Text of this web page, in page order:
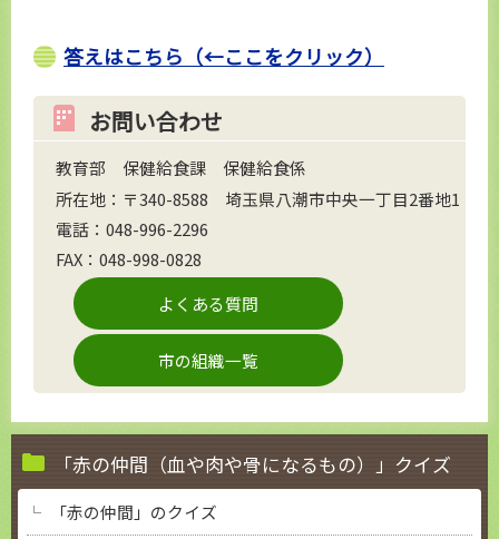
答えはこちら（←ここをクリック）
お問い合わせ
教育部 保健給食課 保健給食係
所在地：〒340-8588 埼玉県八潮市中央一丁目2番地1
電話：048-996-2296
FAX：048-998-0828
よくある質問
市の組織一覧
「赤の仲間（血や肉や骨になるもの）」クイズ
「赤の仲間」のクイズ